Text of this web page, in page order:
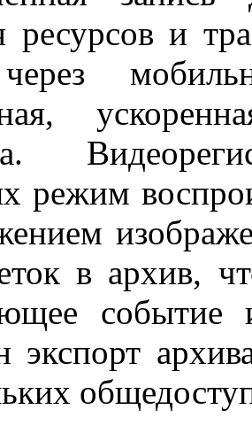
ресурсов и
режим
в архив,
экспорт